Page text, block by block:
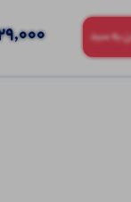
به سبد